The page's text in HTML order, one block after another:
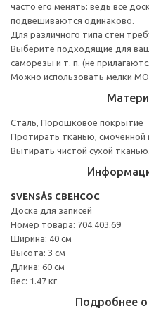
часто его менять: ведь все
подвешиваются одинаково.
Для различного типа стен
Выберите подходящие для
саморезы и т. п. (не
Можно использовать мелки
Сталь, Порошковое покрытие
Протирать тканью,
Вытирать чистой сухой тканью.
SVENSÅS СВЕНСОС
Доска для записей
Номер товара: 704.403.69
Ширина: 40 см
Высота: 3 см
Длина: 60 см
Вес: 1.47 кг
Подробнее